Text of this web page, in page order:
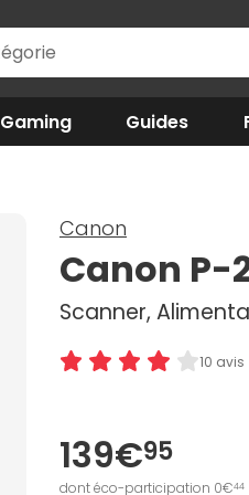
Gaming Guides
Canon
Canon P-
Scanner,
10 avis
139€95
dont éco-participation 0€44